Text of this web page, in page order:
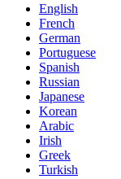
English
French
German
Portuguese
Spanish
Russian
Japanese
Korean
Arabic
Irish
Greek
Turkish